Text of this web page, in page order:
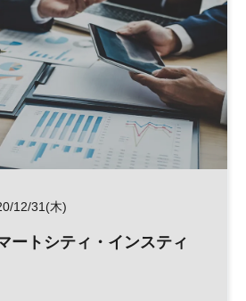
12/31(木)
ートシティ・インスティ